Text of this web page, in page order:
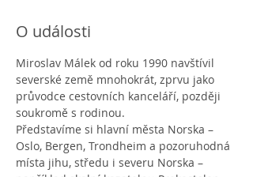
O události
Miroslav Málek od roku 1990 navštívil
severské země mnohokrát, zprvu jako
průvodce cestovních kanceláří, později
soukromě s rodinou.
Představíme si hlavní města Norska –
Oslo, Bergen, Trondheim a pozoruhodná
místa jihu, středu i severu Norska –